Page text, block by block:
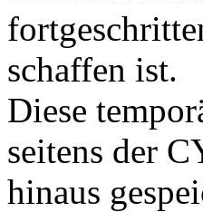
schaffen ist.
Diese
seitens der
hinaus